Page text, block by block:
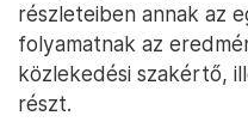
részleteiben annak az
folyamatnak az
közlekedési szakértő,
részt.